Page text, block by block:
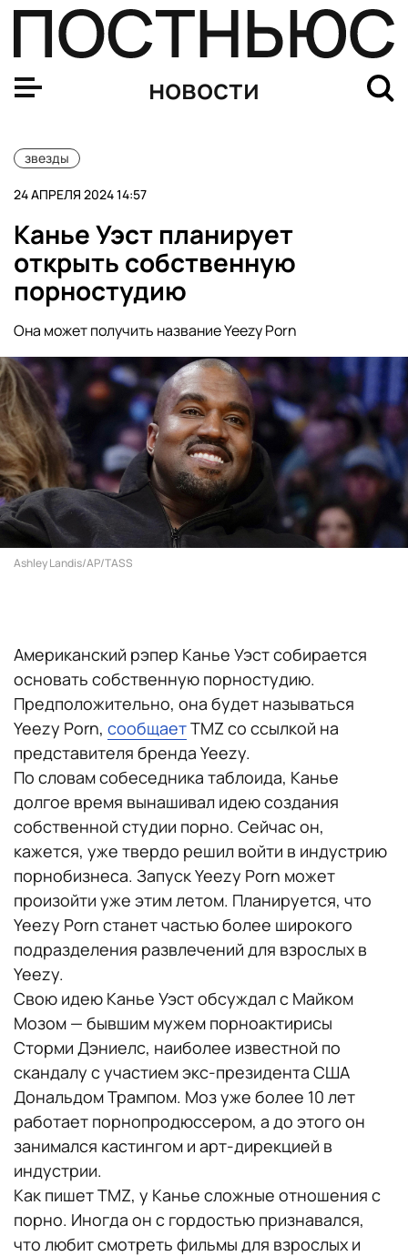
новости
звезды
24 АПРЕЛЯ 2024 14:57
Канье Уэст планирует
открыть собственную
порностудию
Она может получить название Yeezy Porn
Ashley Landis/AP/TASS
Американский рэпер Канье Уэст собирается
основать собственную порностудию.
Предположительно, она будет называться
Yeezy Porn, сообщаетTMZ со ссылкой на
представителя бренда Yeezy.
По словам собеседника таблоида, Канье
долгое время вынашивал идею создания
собственной студии порно. Сейчас он,
кажется, уже твердо решил войти в индустрию
порнобизнеса. Запуск Yeezy Porn может
произойти уже этим летом. Планируется, что
Yeezy Porn станет частью более широкого
подразделения развлечений для взрослых в
Yeezy.
Свою идею Канье Уэст обсуждал с Майком
Мозом — бывшим мужем порноактирисы
Сторми Дэниелс, наиболее известной по
скандалу с участием экс-президента США
Дональдом Трампом. Моз уже более 10 лет
работает порнопродюссером, а до этого он
занимался кастингом и арт-дирекцией в
индустрии.
Как пишет TMZ, у Канье сложные отношения с
порно. Иногда он с гордостью признавался,
что любит смотреть фильмы для взрослых и
Суд в Новосибирске не стал ужесточать наказание